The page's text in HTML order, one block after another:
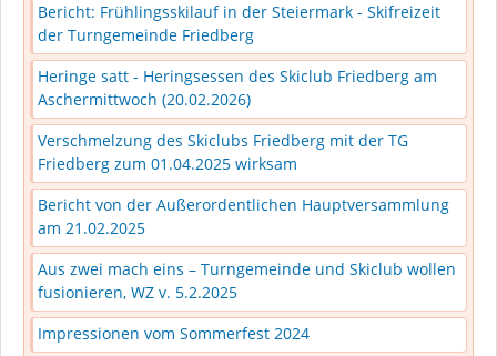
Bericht: Frühlingsskilauf in der Steiermark - Skifreizeit
der Turngemeinde Friedberg
Heringe satt - Heringsessen des Skiclub Friedberg am
Aschermittwoch (20.02.2026)
Verschmelzung des Skiclubs Friedberg mit der TG
Friedberg zum 01.04.2025 wirksam
Bericht von der Außerordentlichen Hauptversammlung
am 21.02.2025
Aus zwei mach eins – Turngemeinde und Skiclub wollen
fusionieren, WZ v. 5.2.2025
Impressionen vom Sommerfest 2024